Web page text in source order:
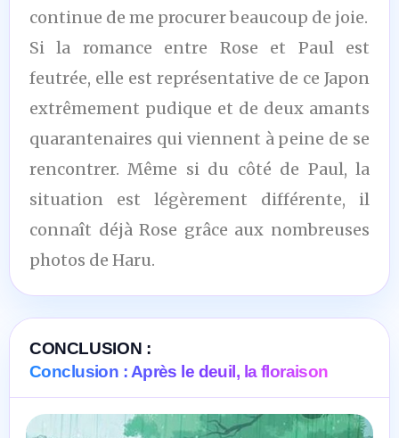
continue de me procurer beaucoup de joie.
Si la romance entre Rose et Paul est
feutrée, elle est représentative de ce Japon
extrêmement pudique et de deux amants
quarantenaires qui viennent à peine de se
rencontrer. Même si du côté de Paul, la
situation est légèrement différente, il
connaît déjà Rose grâce aux nombreuses
photos de Haru.
CONCLUSION :
Conclusion : Après le deuil, la floraison